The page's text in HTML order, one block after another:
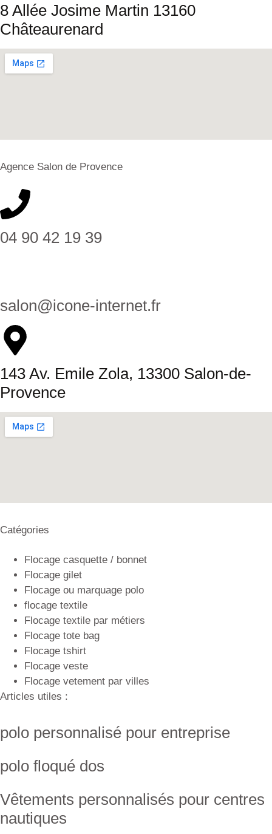
8 Allée Josime Martin 13160
Châteaurenard
Agence Salon de Provence
04 90 42 19 39
salon@icone-internet.fr
143 Av. Emile Zola, 13300 Salon-de-
Provence
Catégories
Flocage casquette / bonnet
Flocage gilet
Flocage ou marquage polo
flocage textile
Flocage textile par métiers
Flocage tote bag
Flocage tshirt
Flocage veste
Flocage vetement par villes
Articles utiles :
polo personnalisé pour entreprise
polo floqué dos
Vêtements personnalisés pour centres
nautiques